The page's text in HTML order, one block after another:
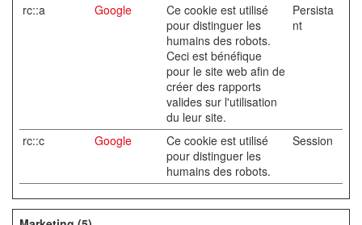
rc::a Google
Ce cookie est utilisé
pour distinguer les
humains des robots.
Ceci est bénéfique
pour le site web afin de
créer des rapports
valides sur l'utilisation
du leur site.
Persista
nt
rc::c Google
Ce cookie est utilisé
pour distinguer les
humains des robots.
Session